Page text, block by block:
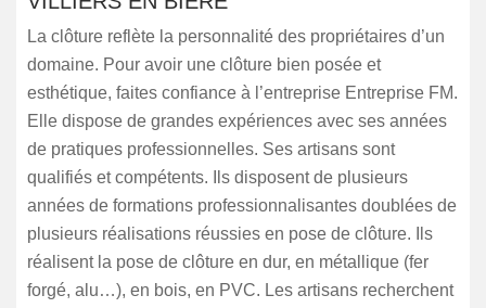
La clôture reflète la personnalité des propriétaires d’un
domaine. Pour avoir une clôture bien posée et
esthétique, faites confiance à l’entreprise Entreprise FM.
Elle dispose de grandes expériences avec ses années
de pratiques professionnelles. Ses artisans sont
qualifiés et compétents. Ils disposent de plusieurs
années de formations professionnalisantes doublées de
plusieurs réalisations réussies en pose de clôture. Ils
réalisent la pose de clôture en dur, en métallique (fer
forgé, alu…), en bois, en PVC. Les artisans recherchent